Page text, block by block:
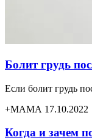
Болит грудь
Если болит грудь
+МАМА 17.10.2022
Когда и зачем